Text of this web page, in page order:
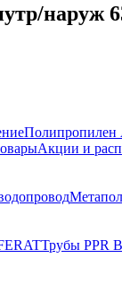
наруж
Полипропилен
Акции и
Метапол
Трубы PPR